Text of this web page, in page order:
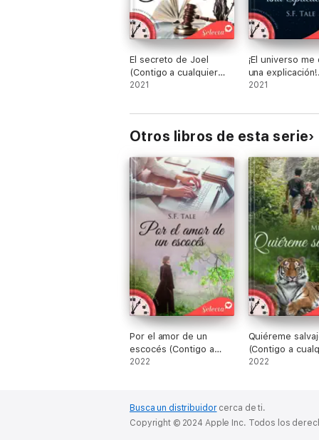
El secreto de Joel
(Contigo a cualquier
hora 12)
2021
¡El universo me
una explicación!
(Contigo a
2021
Otros libros de esta serie
Por el amor de un
escocés (Contigo a
cualquier hora 14)
2022
Quiéreme
(Contigo a
hora 15)
2022
Busca un distribuidorcerca de ti.
Copyright © 2024 Apple Inc. Todos los